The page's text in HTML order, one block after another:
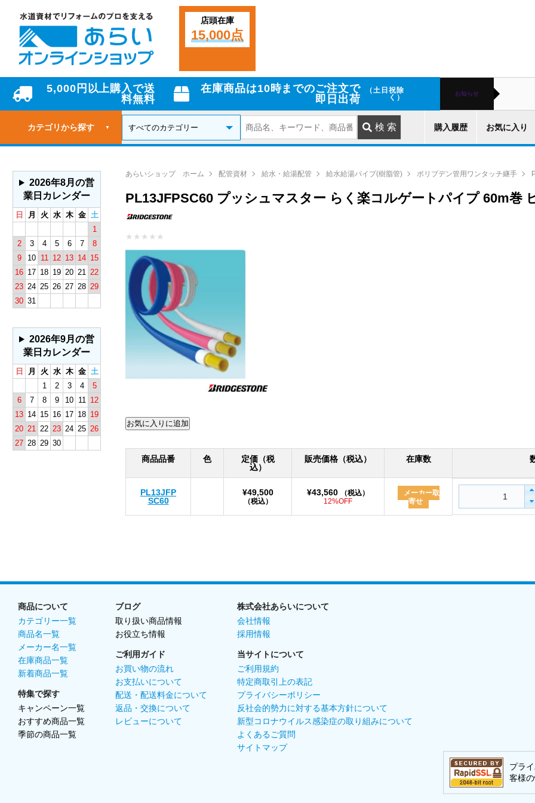
店頭在庫
15,000点
5,000円以上購入で送
料無料
在庫商品は10時までのご注文で
即日出荷
（土日祝除
く）
お知らせ
カテゴリから探す ▼ 購入履歴 お気に入り
あらいショップ ホーム 配管資材 給水・給湯配管 給水給湯パイプ(樹脂管) ポリブデン管用ワンタッチ継手
PL13JFPSC60 プッシュマスター らく楽コルゲートパイプ 60m巻
★ ★ ★ ★ ★
商品品番 色
定価（税
込）
販売価格（税込） 在庫数
PL13JFP
SC60
¥49,500
（税込）
¥43,560
（税込）
12%OFF
メーカー取
寄せ
2026年8月の営
業日カレンダー
日 月 火 水 木 金 土
1
2
3 4 5 6 7
8
9
10 11 12 13 14 15
16 17 18 19 20 21 22
23 24 25 26 27 28 29
30 31
2026年9月の営
業日カレンダー
日 月 火 水 木 金 土
1
2 3 4
5
6
7 8 9 10 11 12
13 14 15 16 17 18 19
20 21 22 23 24 25 26
27 28 29 30
商品について
カテゴリー一覧
商品名一覧
メーカー名一覧
在庫商品一覧
新着商品一覧
特集で探す
キャンペーン一覧
おすすめ商品一覧
季節の商品一覧
ブログ
取り扱い商品情報
お役立ち情報
ご利用ガイド
お買い物の流れ
お支払いについて
配送・配送料金について
返品・交換について
レビューについて
株式会社あらいについて
会社情報
採用情報
当サイトについて
ご利用規約
特定商取引上の表記
プライバシーポリシー
反社会的勢力に対する基本方針について
新型コロナウイルス感染症の取り組みについて
よくあるご質問
サイトマップ
プラ
客様